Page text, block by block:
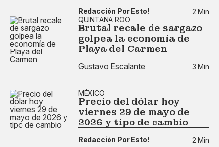
Redacción Por Esto!
2 Min
QUINTANA ROO
Brutal recale de sargazo
golpea la economía de
Playa del Carmen
Gustavo Escalante 3 Min
MÉXICO
Precio del dólar hoy
viernes 29 de mayo de
2026 y tipo de cambio
Redacción Por Esto! 2 Min